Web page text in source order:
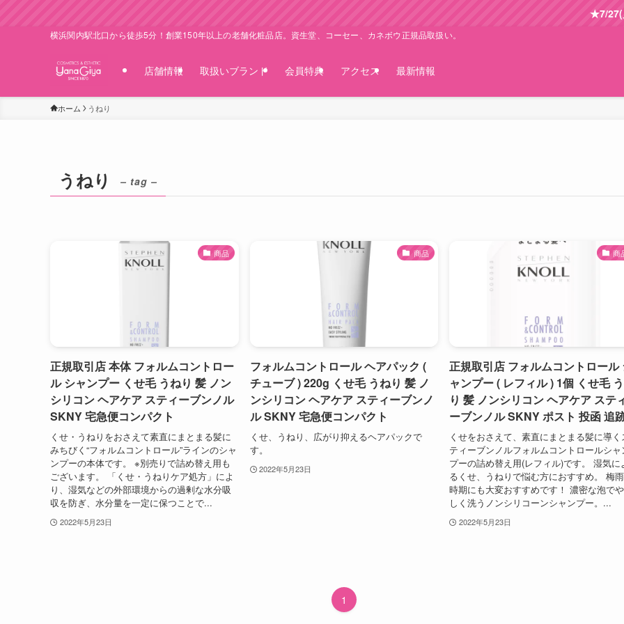
★7/27(月
横浜関内駅北口から徒歩5分！創業150年以上の老舗化粧品店。資生堂、コーセー、カネボウ正規品取扱い。
店舗情報 取扱いブランド 会員特典 アクセス 最新情報
ホーム うねり
うねり – tag –
商品
正規取引店 本体 フォルムコントロー
ル シャンプー くせ毛 うねり 髪 ノン
シリコン ヘアケア スティーブンノル
SKNY 宅急便コンパクト
くせ・うねりをおさえて素直にまとまる髪に
みちびく“フォルムコントロール”ラインのシャ
ンプーの本体です。 ※別売りで詰め替え用も
ございます。 「くせ・うねりケア処方」によ
り、湿気などの外部環境からの過剰な水分吸
収を防ぎ、水分量を一定に保つことで...
2022年5月23日
商品
フォルムコントロール ヘアパック (
チューブ ) 220g くせ毛 うねり 髪 ノ
ンシリコン ヘアケア スティーブンノ
ル SKNY 宅急便コンパクト
くせ、うねり、広がり抑えるヘアパックで
す。
2022年5月23日
商
正規取引店 フォルムコントロール
ャンプー ( レフィル ) 1個 くせ毛
り 髪 ノンシリコン ヘアケア ステ
ーブンノル SKNY ポスト 投函 追
くせをおさえて、素直にまとまる髪に導く
ティーブンノルフォルムコントロールシャ
プーの詰め替え用(レフィル)です。 湿気に
るくせ、うねりで悩む方におすすめ。 梅
時期にも大変おすすめです！ 濃密な泡で
しく洗うノンシリコーンシャンプー。...
2022年5月23日
1